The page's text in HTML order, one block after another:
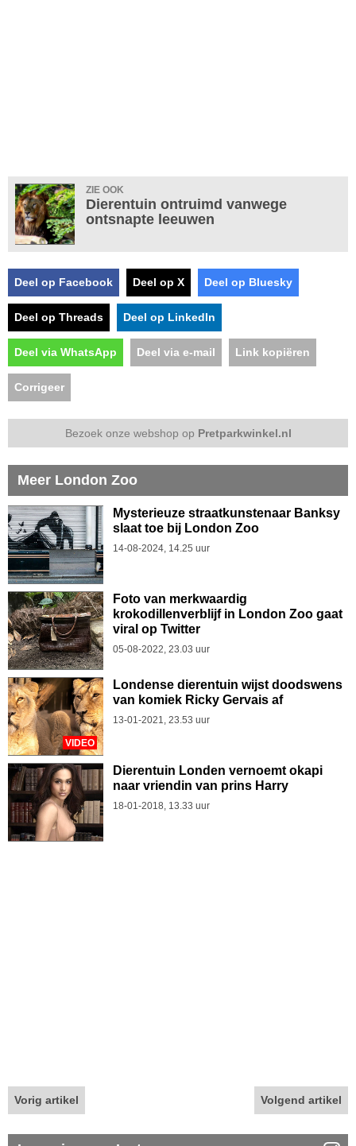
ZIE OOK
Dierentuin ontruimd vanwege
ontsnapte leeuwen
Deel op Facebook Deel op X Deel op Bluesky
Deel op Threads Deel op LinkedIn
Deel via WhatsApp Deel via e-mail Link kopiëren
Corrigeer
Bezoek onze webshop op Pretparkwinkel.nl
Meer London Zoo
Mysterieuze straatkunstenaar Banksy
slaat toe bij London Zoo
14-08-2024, 14.25 uur
Foto van merkwaardig
krokodillenverblijf in London Zoo gaat
viral op Twitter
05-08-2022, 23.03 uur
VIDEO
Londense dierentuin wijst doodswens
van komiek Ricky Gervais af
13-01-2021, 23.53 uur
Dierentuin Londen vernoemt okapi
naar vriendin van prins Harry
18-01-2018, 13.33 uur
Vorig artikel Volgend artikel